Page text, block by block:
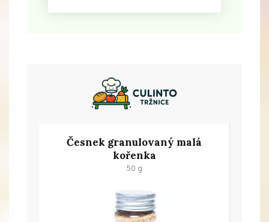
Česnek granulovaný malá
kořenka
50 g